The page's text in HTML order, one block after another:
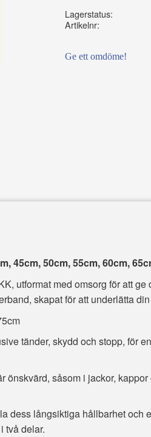
Lagerstatus
Artikelnr
Ge ett omdöme!
45cm, 50cm, 55cm, 60cm,
utformat med omsorg för att
skapat för att underlätta
tänder, skydd och stopp, för
såsom i jackor,
dess långsiktiga hållbarhet och
två delar.